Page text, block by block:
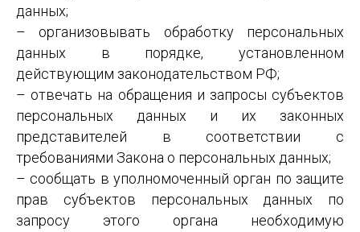
данных;
– организовывать обработку персональных
данных в порядке, установленном
действующим законодательством РФ;
– отвечать на обращения и запросы субъектов
персональных данных и их законных
представителей в соответствии с
требованиями Закона о персональных данных;
– сообщать в уполномоченный орган по защите
прав субъектов персональных данных по
запросу этого органа необходимую